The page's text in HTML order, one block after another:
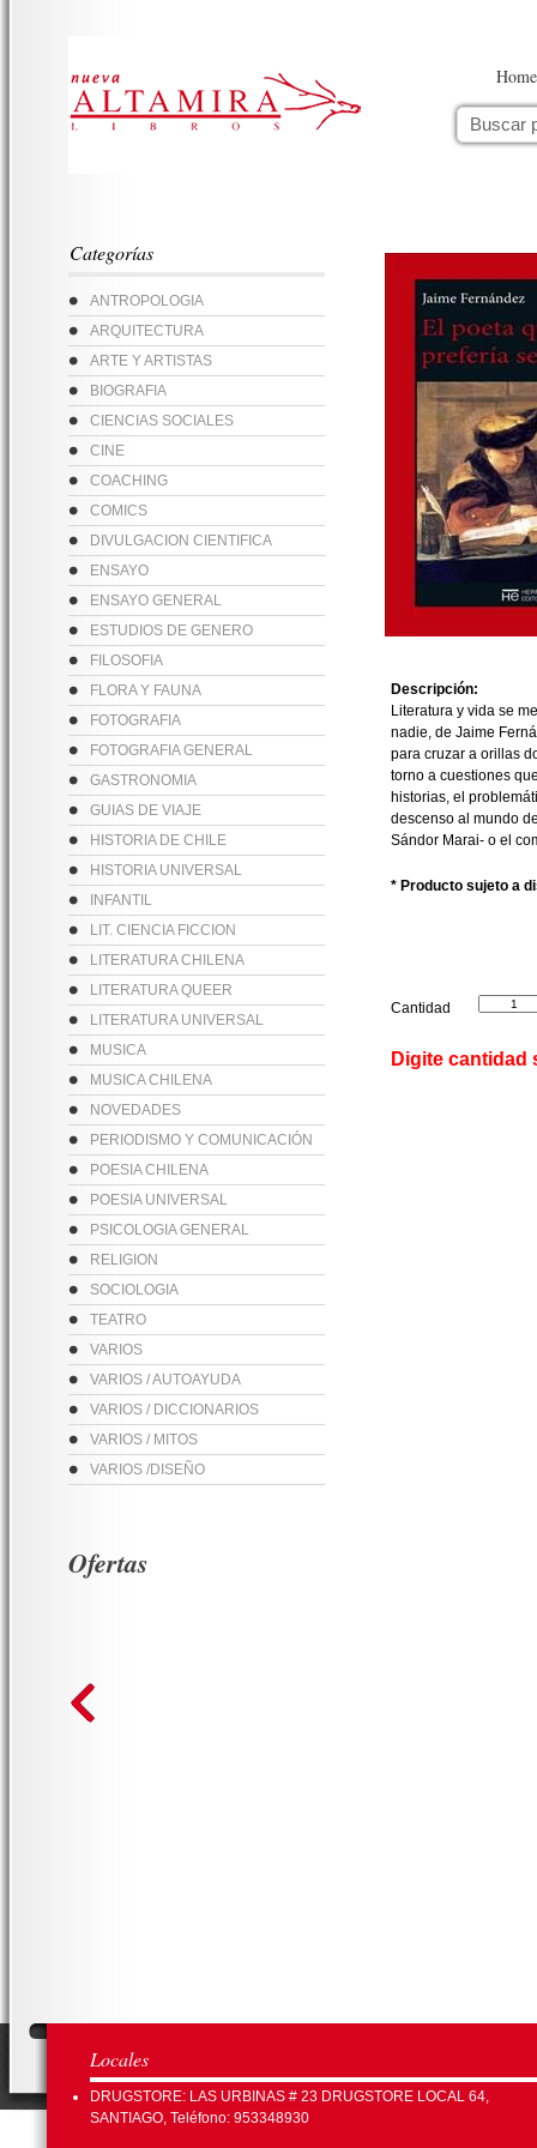
Home
Categorías
ANTROPOLOGIA
ARQUITECTURA
ARTE Y ARTISTAS
BIOGRAFIA
CIENCIAS SOCIALES
CINE
COACHING
COMICS
DIVULGACION CIENTIFICA
ENSAYO
ENSAYO GENERAL
ESTUDIOS DE GENERO
FILOSOFIA
FLORA Y FAUNA
FOTOGRAFIA
FOTOGRAFIA GENERAL
GASTRONOMIA
GUIAS DE VIAJE
HISTORIA DE CHILE
HISTORIA UNIVERSAL
INFANTIL
LIT. CIENCIA FICCION
LITERATURA CHILENA
LITERATURA QUEER
LITERATURA UNIVERSAL
MUSICA
MUSICA CHILENA
NOVEDADES
PERIODISMO Y COMUNICACIÓN
POESIA CHILENA
POESIA UNIVERSAL
PSICOLOGIA GENERAL
RELIGION
SOCIOLOGIA
TEATRO
VARIOS
VARIOS / AUTOAYUDA
VARIOS / DICCIONARIOS
VARIOS / MITOS
VARIOS /DISEÑO
Descripción:
Literatura y vida se
nadie, de Jaime
para cruzar a orillas
torno a cuestiones
historias, el
descenso al mundo
Sándor Marai- o el
* Producto sujeto a
Cantidad
Digite
Ofertas
Locales
DRUGSTORE: LAS URBINAS # 23 DRUGSTORE LOCAL 64,
SANTIAGO, Teléfono: 953348930